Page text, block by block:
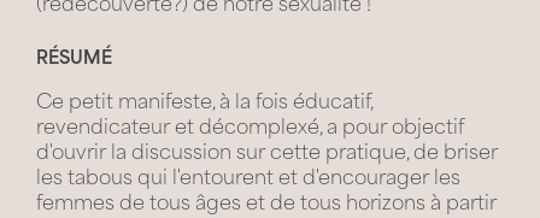
(redécouverte?) de notre sexualité !
RÉSUMÉ
Ce petit manifeste, à la fois éducatif,
revendicateur et ­décomplexé, a pour objectif
d'ouvrir la discussion sur cette pratique, de briser
les ­tabous qui l'entourent et d'encourager les
femmes de tous âges et de tous horizons à partir